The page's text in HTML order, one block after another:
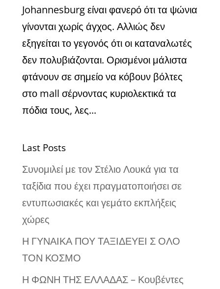
Johannesburg είναι φανερό ότι τα ψώνια
γίνονται χωρίς άγχος. Αλλιώς δεν
εξηγείται το γεγονός ότι οι καταναλωτές
δεν πολυβιάζονται. Ορισμένοι μάλιστα
φτάνουν σε σημείο να κόβουν βόλτες
στο mall σέρνοντας κυριολεκτικά τα
πόδια τους, λες...
Last Posts
Συνομιλεί με τον Στέλιο Λουκά για τα
ταξίδια που έχει πραγματοποιήσει σε
εντυπωσιακές και γεμάτο εκπλήξεις
χώρες
Η ΓΥΝΑΙΚΑ ΠΟΥ ΤΑΞΙΔΕΥΕΙ Σ ΟΛΟ
ΤΟΝ ΚΟΣΜΟ
Η ΦΩΝΗ ΤΗΣ ΕΛΛΑΔΑΣ – Κουβέντες